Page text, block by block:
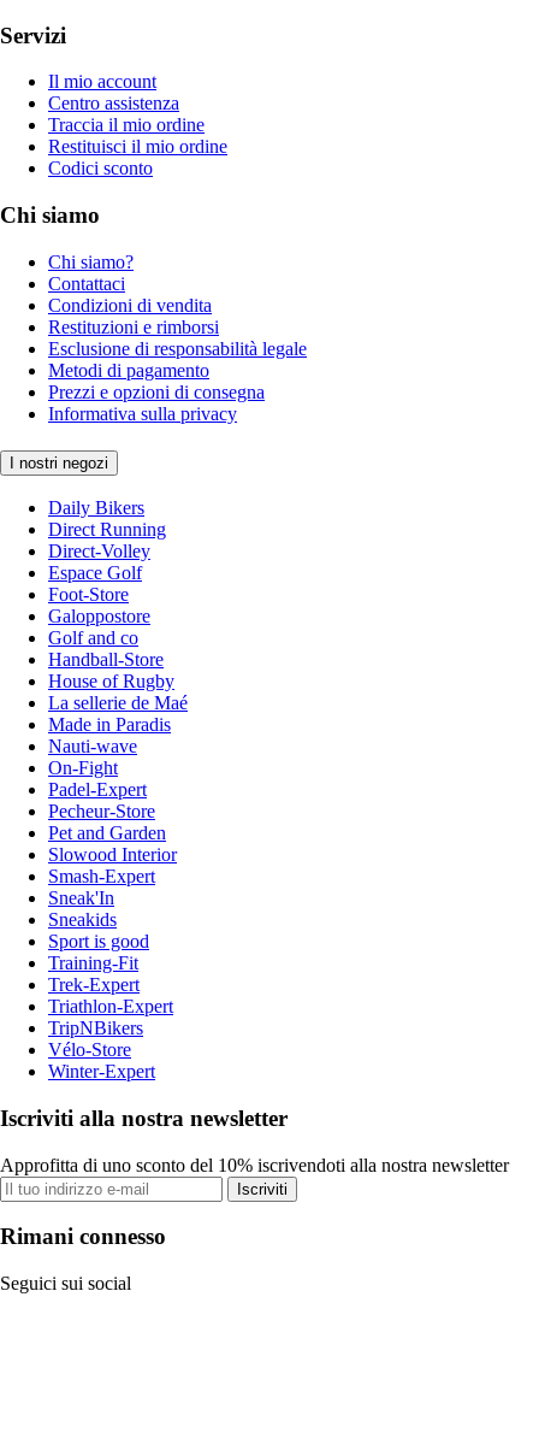
Servizi
Il mio account
Centro assistenza
Traccia il mio ordine
Restituisci il mio ordine
Codici sconto
Chi siamo
Chi siamo?
Contattaci
Condizioni di vendita
Restituzioni e rimborsi
Esclusione di responsabilità legale
Metodi di pagamento
Prezzi e opzioni di consegna
Informativa sulla privacy
I nostri negozi
Daily Bikers
Direct Running
Direct-Volley
Espace Golf
Foot-Store
Galoppostore
Golf and co
Handball-Store
House of Rugby
La sellerie de Maé
Made in Paradis
Nauti-wave
On-Fight
Padel-Expert
Pecheur-Store
Pet and Garden
Slowood Interior
Smash-Expert
Sneak'In
Sneakids
Sport is good
Training-Fit
Trek-Expert
Triathlon-Expert
TripNBikers
Vélo-Store
Winter-Expert
Iscriviti alla nostra newsletter
Approfitta di uno sconto del 10% iscrivendoti alla nostra newsletter
Iscriviti
Rimani connesso
Seguici sui social